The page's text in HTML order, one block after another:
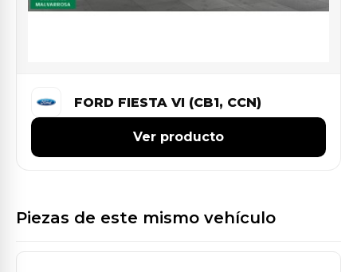
FORD FIESTA VI (CB1, CCN)
Ver producto
Piezas de este mismo vehículo